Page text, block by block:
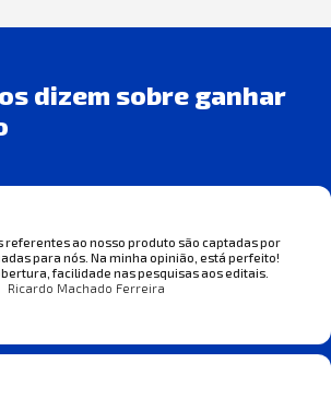
dizem sobre ganhar
referentes ao nosso produto são captadas por
para nós. Na minha opinião, está perfeito!
facilidade nas pesquisas aos editais.
Ricardo Machado Ferreira